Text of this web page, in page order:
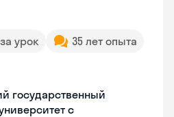
урок
35 лет опыта
государственный
с